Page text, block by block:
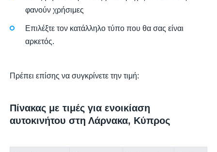
φανούν χρήσιμες
Επιλέξτε τον κατάλληλο τύπο που θα σας είναι
αρκετός.
Πρέπει επίσης να συγκρίνετε την τιμή:
Πίνακας με τιμές για ενοικίαση
αυτοκινήτου στη Λάρνακα, Κύπρος